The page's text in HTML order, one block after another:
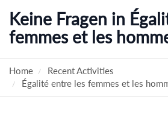
Keine Fragen in
femmes et les
Home
Recent Activities
Égalité entre les femmes et les